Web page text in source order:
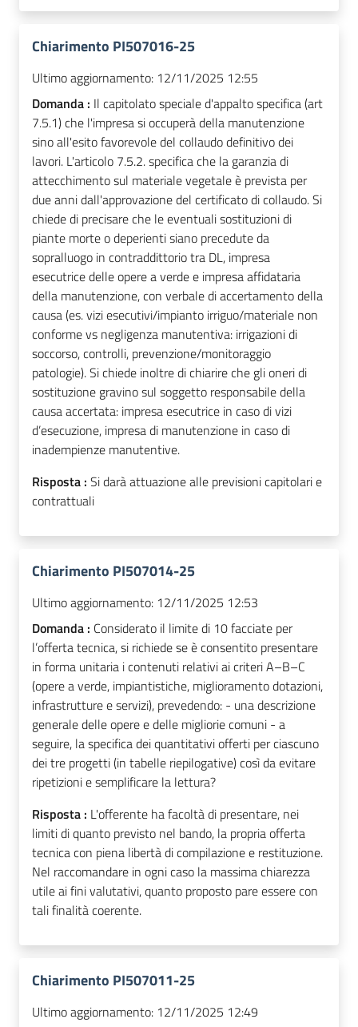
Chiarimento PI507016-25
Ultimo aggiornamento: 12/11/2025 12:55
Domanda : Il capitolato speciale d'appalto specifica (art
7.5.1) che l'impresa si occuperà della manutenzione
sino all'esito favorevole del collaudo definitivo dei
lavori. L'articolo 7.5.2. specifica che la garanzia di
attecchimento sul materiale vegetale è prevista per
due anni dall'approvazione del certificato di collaudo. Si
chiede di precisare che le eventuali sostituzioni di
piante morte o deperienti siano precedute da
sopralluogo in contraddittorio tra DL, impresa
esecutrice delle opere a verde e impresa affidataria
della manutenzione, con verbale di accertamento della
causa (es. vizi esecutivi/impianto irriguo/materiale non
conforme vs negligenza manutentiva: irrigazioni di
soccorso, controlli, prevenzione/monitoraggio
patologie). Si chiede inoltre di chiarire che gli oneri di
sostituzione gravino sul soggetto responsabile della
causa accertata: impresa esecutrice in caso di vizi
d’esecuzione, impresa di manutenzione in caso di
inadempienze manutentive.
Risposta : Si darà attuazione alle previsioni capitolari e
contrattuali
Chiarimento PI507014-25
Ultimo aggiornamento: 12/11/2025 12:53
Domanda : Considerato il limite di 10 facciate per
l’offerta tecnica, si richiede se è consentito presentare
in forma unitaria i contenuti relativi ai criteri A–B–C
(opere a verde, impiantistiche, miglioramento dotazioni,
infrastrutture e servizi), prevedendo: - una descrizione
generale delle opere e delle migliorie comuni - a
seguire, la specifica dei quantitativi offerti per ciascuno
dei tre progetti (in tabelle riepilogative) così da evitare
ripetizioni e semplificare la lettura?
Risposta : L'offerente ha facoltà di presentare, nei
limiti di quanto previsto nel bando, la propria offerta
tecnica con piena libertà di compilazione e restituzione.
Nel raccomandare in ogni caso la massima chiarezza
utile ai fini valutativi, quanto proposto pare essere con
tali finalità coerente.
Chiarimento PI507011-25
Ultimo aggiornamento: 12/11/2025 12:49